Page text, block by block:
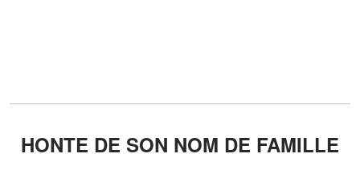
HONTE DE SON NOM DE FAMILLE